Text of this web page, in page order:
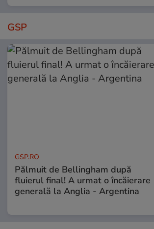
GSP
GSP.RO
Pălmuit de Bellingham după
fluierul final! A urmat o încăierare
generală la Anglia - Argentina